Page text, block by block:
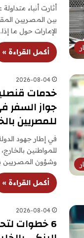
أثارت أنباء
بين المصريين
الإمارات حول ما
أكمل القراءة »
2026-08-04
خدمات
جواز السفر
للمصريين
في إطار جهود
للمواطنين
وشؤون المصريين
أكمل القراءة »
2026-08-04
6 خطوات